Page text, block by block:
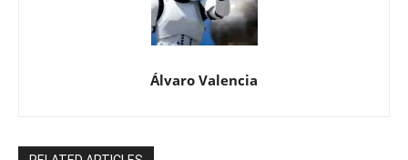
Álvaro Valencia